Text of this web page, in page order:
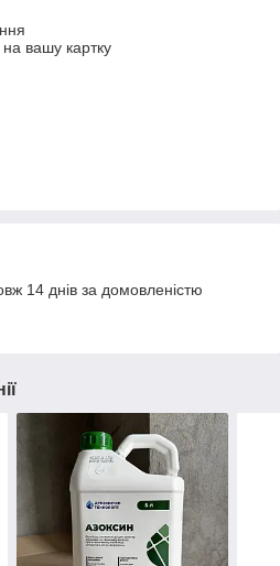
вашу картку
14 днів за домовленістю